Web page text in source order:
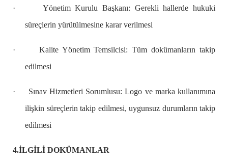
·
Yönetim Kurulu Başkanı: Gerekli hallerde hukuki
süreçlerin yürütülmesine karar verilmesi
·
Kalite Yönetim Temsilcisi: Tüm dokümanların takip
edilmesi
·
Sınav Hizmetleri Sorumlusu: Logo ve marka kullanımına
ilişkin süreçlerin takip edilmesi, uygunsuz durumların takip
edilmesi
4.İLGİLİ DOKÜMANLAR